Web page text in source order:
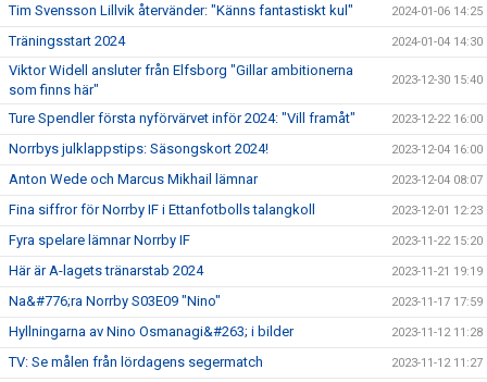
Tim Svensson Lillvik återvänder: "Känns fantastiskt kul" 2024-01-06 14:25
Träningsstart 2024 2024-01-04 14:30
Viktor Widell ansluter från Elfsborg "Gillar ambitionerna
som finns här"
2023-12-30 15:40
Ture Spendler första nyförvärvet inför 2024: "Vill framåt" 2023-12-22 16:00
Norrbys julklappstips: Säsongskort 2024! 2023-12-04 16:00
Anton Wede och Marcus Mikhail lämnar 2023-12-04 08:07
Fina siffror för Norrby IF i Ettanfotbolls talangkoll 2023-12-01 12:23
Fyra spelare lämnar Norrby IF 2023-11-22 15:20
Här är A-lagets tränarstab 2024 2023-11-21 19:19
Na&#776;ra Norrby S03E09 "Nino" 2023-11-17 17:59
Hyllningarna av Nino Osmanagi&#263; i bilder 2023-11-12 11:28
TV: Se målen från lördagens segermatch 2023-11-12 11:27